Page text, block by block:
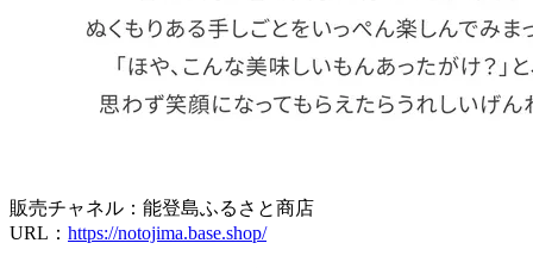
販売チャネル：能登島ふるさと商店
URL： https://notojima.base.shop/